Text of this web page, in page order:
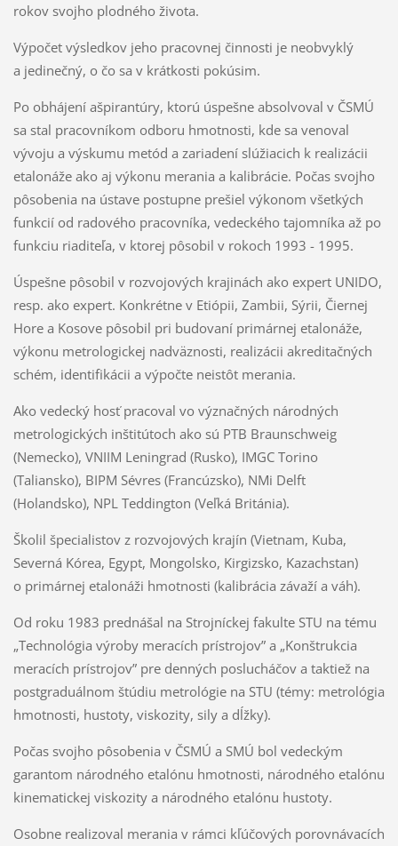
rokov svojho plodného života.
Výpočet výsledkov jeho pracovnej činnosti je neobvyklý
a jedinečný, o čo sa v krátkosti pokúsim.
Po obhájení ašpirantúry, ktorú úspešne absolvoval v ČSMÚ
sa stal pracovníkom odboru hmotnosti, kde sa venoval
vývoju a výskumu metód a zariadení slúžiacich k realizácii
etalonáže ako aj výkonu merania a kalibrácie. Počas svojho
pôsobenia na ústave postupne prešiel výkonom všetkých
funkcií od radového pracovníka, vedeckého tajomníka až po
funkciu riaditeľa, v ktorej pôsobil v rokoch 1993 - 1995.
Úspešne pôsobil v rozvojových krajinách ako expert UNIDO,
resp. ako expert. Konkrétne v Etiópii, Zambii, Sýrii, Čiernej
Hore a Kosove pôsobil pri budovaní primárnej etalonáže,
výkonu metrologickej nadväznosti, realizácii akreditačných
schém, identifikácii a výpočte neistôt merania.
Ako vedecký hosť pracoval vo význačných národných
metrologických inštitútoch ako sú PTB Braunschweig
(Nemecko), VNIIM Leningrad (Rusko), IMGC Torino
(Taliansko), BIPM Sévres (Francúzsko), NMi Delft
(Holandsko), NPL Teddington (Veľká Británia).
Školil špecialistov z rozvojových krajín (Vietnam, Kuba,
Severná Kórea, Egypt, Mongolsko, Kirgizsko, Kazachstan)
o primárnej etalonáži hmotnosti (kalibrácia závaží a váh).
Od roku 1983 prednášal na Strojníckej fakulte STU na tému
„Technológia výroby meracích prístrojov” a „Konštrukcia
meracích prístrojov” pre denných poslucháčov a taktiež na
postgraduálnom štúdiu metrológie na STU (témy: metrológia
hmotnosti, hustoty, viskozity, sily a dĺžky).
Počas svojho pôsobenia v ČSMÚ a SMÚ bol vedeckým
garantom národného etalónu hmotnosti, národného etalónu
kinematickej viskozity a národného etalónu hustoty.
Osobne realizoval merania v rámci kľúčových porovnávacích